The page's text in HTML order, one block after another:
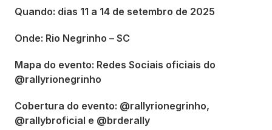
Quando: dias 11 a 14 de setembro de 2025
Onde: Rio Negrinho – SC
Mapa do evento: Redes Sociais oficiais do
@rallyrionegrinho
Cobertura do evento: @rallyrionegrinho,
@rallybroficial e @brderally